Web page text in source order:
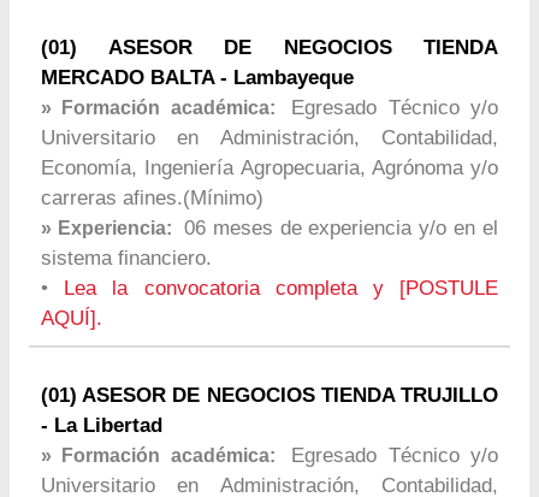
(01) ASESOR DE NEGOCIOS TIENDA
MERCADO BALTA - Lambayeque
» Formación académica:
Egresado Técnico y/o
Universitario en Administración, Contabilidad,
Economía, Ingeniería Agropecuaria, Agrónoma y/o
carreras afines.(Mínimo)
» Experiencia:
06 meses de experiencia y/o en el
sistema financiero.
•
Lea la convocatoria completa y [POSTULE
AQUÍ].
(01) ASESOR DE NEGOCIOS TIENDA TRUJILLO
- La Libertad
» Formación académica:
Egresado Técnico y/o
Universitario en Administración, Contabilidad,